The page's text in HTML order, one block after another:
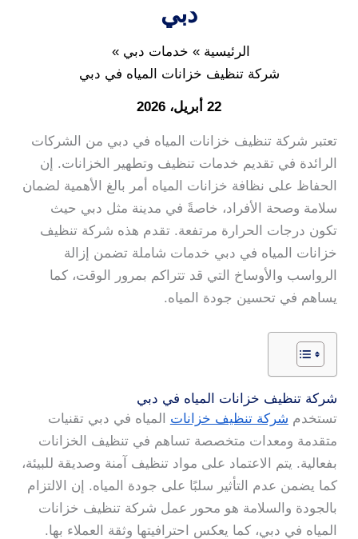
دبي
الرئيسية
خدمات دبي
شركة تنظيف خزانات المياه في دبي
22 أبريل، 2026
تعتبر شركة تنظيف خزانات المياه في دبي من الشركات
الرائدة في تقديم خدمات تنظيف وتطهير الخزانات. إن
الحفاظ على نظافة خزانات المياه أمر بالغ الأهمية لضمان
سلامة وصحة الأفراد، خاصةً في مدينة مثل دبي حيث
تكون درجات الحرارة مرتفعة. تقدم هذه شركة تنظيف
خزانات المياه في دبي خدمات شاملة تضمن إزالة
الرواسب والأوساخ التي قد تتراكم بمرور الوقت، كما
يساهم في تحسين جودة المياه.
شركة تنظيف خزانات المياه في دبي
تستخدم شركة تنظيف خزانات المياه في دبي تقنيات
متقدمة ومعدات متخصصة تساهم في تنظيف الخزانات
بفعالية. يتم الاعتماد على مواد تنظيف آمنة وصديقة للبيئة،
كما يضمن عدم التأثير سلبًا على جودة المياه. إن الالتزام
بالجودة والسلامة هو محور عمل شركة تنظيف خزانات
المياه في دبي، كما يعكس احترافيتها وثقة العملاء بها.